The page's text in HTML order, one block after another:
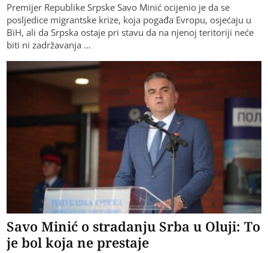
Premijer Republike Srpske Savo Minić ocijenio je da se
posljedice migrantske krize, koja pogađa Evropu, osjećaju u
BiH, ali da Srpska ostaje pri stavu da na njenoj teritoriji neće
biti ni zadržavanja …
Savo Minić o stradanju Srba u Oluji: To
je bol koja ne prestaje